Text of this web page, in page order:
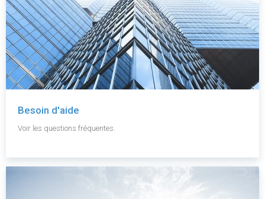
Besoin d'aide
Voir les questions fréquentes.